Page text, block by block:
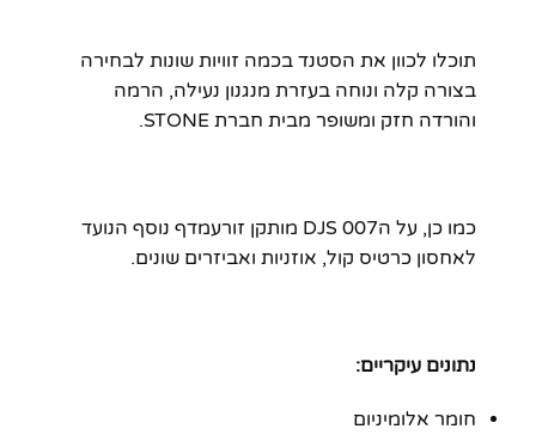
תוכלו לכוון את הסטנד בכמה זוויות שונות לבחירה
בצורה קלה ונוחה בעזרת מנגנון נעילה, הרמה
והורדה חזק ומשופר מבית חברת STONE.
כמו כן, על הDJS 007 מותקן זורעמדף נוסף הנועד
לאחסון כרטיס קול, אוזניות ואביזרים שונים.
נתונים עיקריים:
חומר אלומיניום